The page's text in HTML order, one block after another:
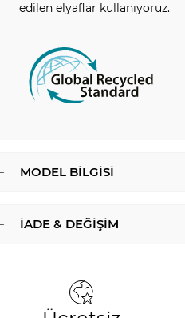
edilen elyaflar kullanıyoruz.
MODEL BILGISI
İADE & DEĞIŞIM